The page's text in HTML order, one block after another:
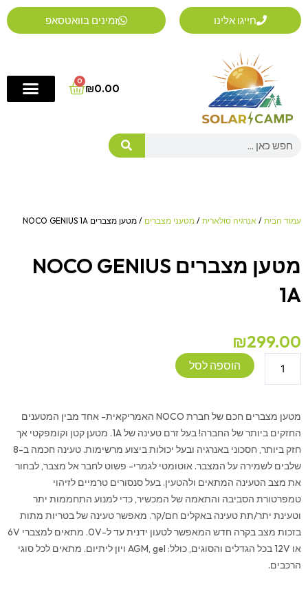
דילוג
לתוכן
חייגו אלינו זמינים בוואטסאפ
₪0.00
0
Cart
Search
עמוד הבית / אנרגיה סולארית / מטעני מצברים / מטען מצברים NOCO GENIUS 1A
מטען מצברים NOCO GENIUS
1A
₪299.00
1A
הוספה לסל
מטען מצברים חכם של חברת NOCO האמריקאית- אחד מבין המטענים
החזקים ביותר של החברה! בעל זרם טעינה של 1A. מטען קטן וקומפקטי אך
חזק ביותר, חסכוני באנרגיה ובעל יכולות ביצוע מרשימות. טעינה חכמה ב-8
שלבים לשמירה על המצבר. אוטומטי לגמרי- פשוט לחבר אל מצבר, לבחור
את מצב הטעינה המתאים ולהטעין. בעל סנסורים טרמיים לזיהוי
טמפרטורת הסביבה והתאמה של המכשיר, כדי למנוע התחממות יתר
וטעינת יתר/תת טעינה באקלים חם/קר. מאפשר טעינה של בטריות מתות
בזכות מצב בקרה חדש המאפשר לטעון ידנית עד ל-0V. מתאים למצברי 6V
או 12V בכל הגדלים והסוגים, כולל:
AGM , gel ויון ליתיום. מתאים לכל סוגי
הרכבים.